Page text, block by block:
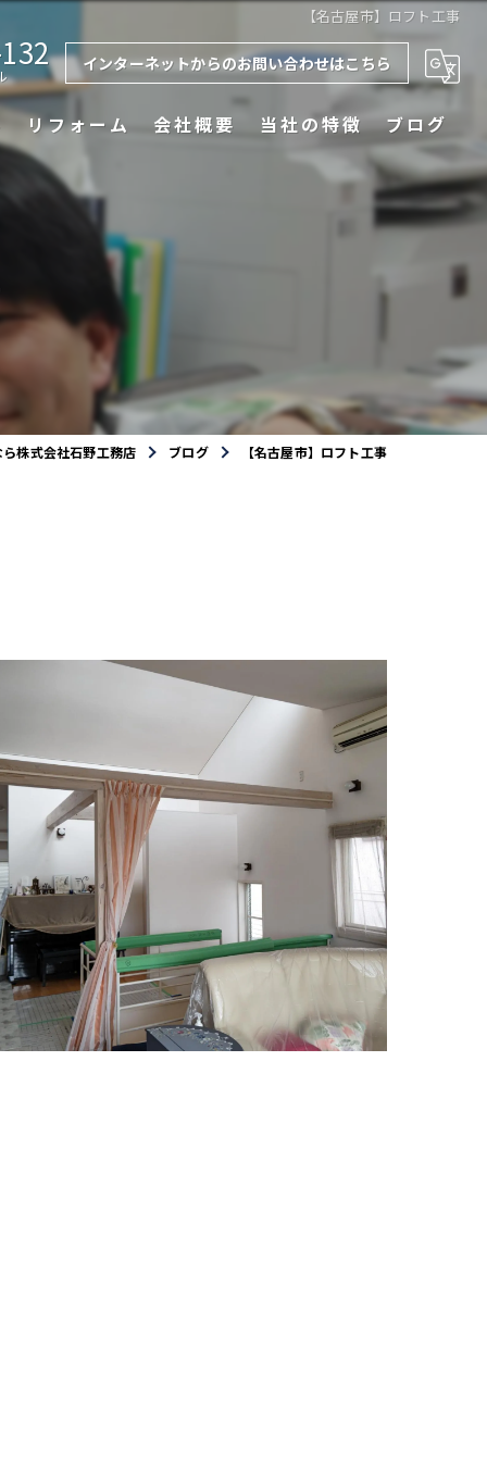
【名古屋市】ロフト工事
インターネットからのお問い合わせはこちら
リフォーム 会社概要 当社の特徴
外構
ブログ
株式会社石野工務店 ブログ 【名古屋市】ロフト工事